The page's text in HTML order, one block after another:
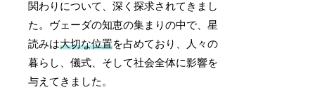
関わりについて、深く探求されてきまし
た。ヴェーダの知恵の集まりの中で、星
読みは大切な位置を占めており、人々の
暮らし、儀式、そして社会全体に影響を
与えてきました。